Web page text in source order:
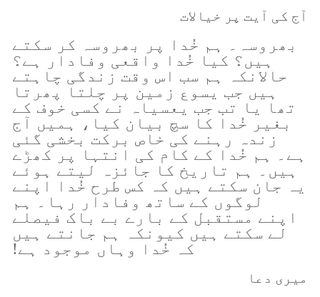
آج کی آیت پر خیالات
بھروسہ۔ ہم خُدا پر بھروسہ کر سکتے
ہیں؟ کیا خُدا واقعی وفادار ہے؟
حالانکہ ہم سب اس وقت زندگی چاہتے
ہیں جب یسوع زمین پر چلتا پھرتا
تھا یا تب جب یعسیاہ نے کسی خوف کے
بغیر خُدا کا سچ بیان کیا، ہمیں آج
زندہ رہنے کی خاص برکت بخشی گئی
ہے۔ ہم خُدا کے کام کی انتہا پر کھڑے
ہیں۔ ہم تاریخ کا جائزہ لیتے ہوئے
یہ جان سکتے ہیں کہ کس طرح خُدا اپنے
لوگوں کے ساتھ وفادار رہا۔ ہم
اپنے مستقبل کے بارے بے باک فیصلے
لے سکتے ہیں کیونکہ ہم جانتے ہیں
کہ خُدا وہاں موجود ہے!
میری دعا